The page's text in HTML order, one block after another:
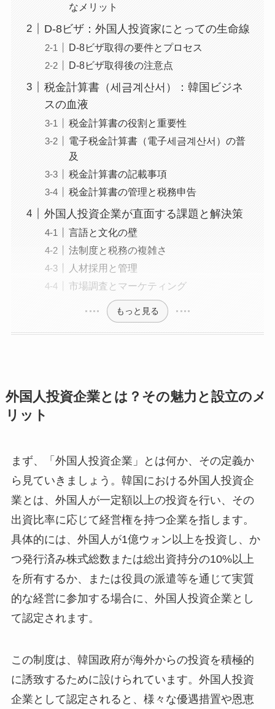
なメリット
D-8ビザ：外国人投資家にとっての生命線
D-8ビザ取得の要件とプロセス
D-8ビザ取得後の注意点
税金計算書（세금계산서）：韓国ビジネ
スの血液
税金計算書の役割と重要性
電子税金計算書（電子세금계산서）の普
及
税金計算書の記載事項
税金計算書の管理と税務申告
外国人投資企業が直面する課題と解決策
言語と文化の壁
法制度と税務の複雑さ
人材採用と管理
市場調査とマーケティング
もっと見る
外国人投資企業とは？その魅力と設立のメ
リット
まず、「外国人投資企業」とは何か、その定義か
ら見ていきましょう。韓国における外国人投資企
業とは、外国人が一定額以上の投資を行い、その
出資比率に応じて経営権を持つ企業を指します。
具体的には、外国人が1億ウォン以上を投資し、か
つ発行済み株式総数または総出資持分の10%以上
を所有するか、または役員の派遣等を通じて実質
的な経営に参加する場合に、外国人投資企業とし
て認定されます。
この制度は、韓国政府が海外からの投資を積極的
に誘致するために設けられています。外国人投資
企業として認定されると、様々な優遇措置や恩恵